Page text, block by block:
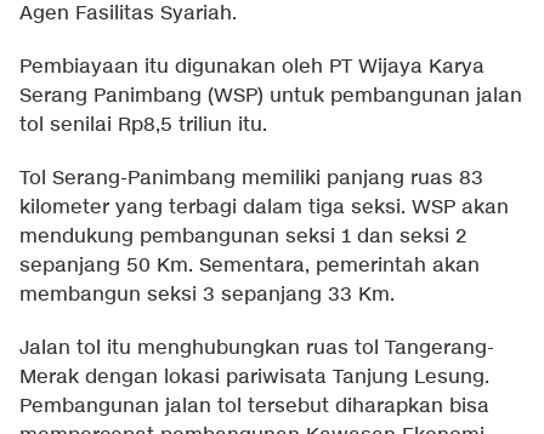
Agen Fasilitas Syariah.
Pembiayaan itu digunakan oleh PT Wijaya Karya
Serang Panimbang (WSP) untuk pembangunan jalan
tol senilai Rp8,5 triliun itu.
Tol Serang-Panimbang memiliki panjang ruas 83
kilometer yang terbagi dalam tiga seksi. WSP akan
mendukung pembangunan seksi 1 dan seksi 2
sepanjang 50 Km. Sementara, pemerintah akan
membangun seksi 3 sepanjang 33 Km.
Jalan tol itu menghubungkan ruas tol Tangerang-
Merak dengan lokasi pariwisata Tanjung Lesung.
Pembangunan jalan tol tersebut diharapkan bisa